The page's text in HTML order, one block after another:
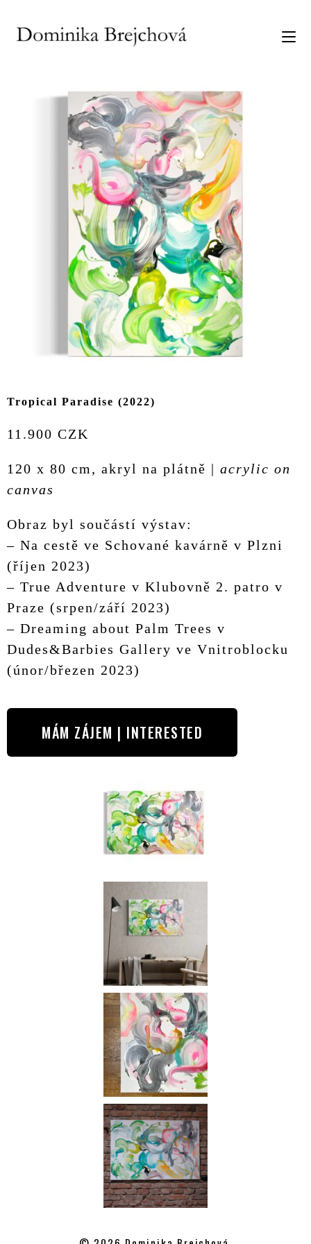
Tropical Paradise (2022)
11.900 CZK
120 x 80 cm, akryl na plátně | acrylic on
canvas
Obraz byl součástí výstav:
– Na cestě ve Schované kavárně v Plzni
(říjen 2023)
– True Adventure v Klubovně 2. patro v
Praze (srpen/září 2023)
– Dreaming about Palm Trees v
Dudes&Barbies Gallery ve Vnitroblocku
(únor/březen 2023)
MÁM ZÁJEM | INTERESTED